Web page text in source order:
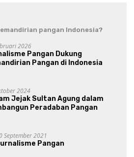
pangan Indonesia?
2026
Pangan Dukung
Pangan di Indonesia
2024
Jejak Sultan Agung dalam
Peradaban Pangan
September 2021
Pangan